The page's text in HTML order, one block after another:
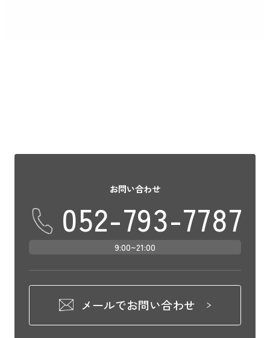
お問い合わせ
052-793-7787
9:00~21:00
メールでお問い合わせ